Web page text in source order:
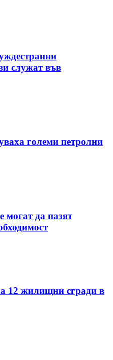
служат във
големи петролни
могат да пазят
12 жилищни сгради в